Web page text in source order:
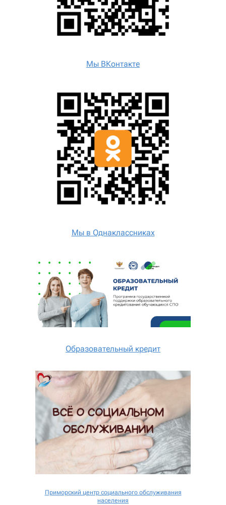
Мы ВКонтакте
Мы в Однаклассниках
Образовательный кредит
Приморский центр социального обслуживания
населения